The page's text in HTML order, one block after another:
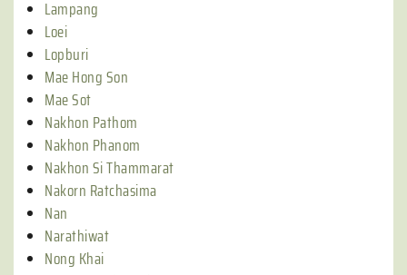
Lampang
Loei
Lopburi
Mae Hong Son
Mae Sot
Nakhon Pathom
Nakhon Phanom
Nakhon Si Thammarat
Nakorn Ratchasima
Nan
Narathiwat
Nong Khai